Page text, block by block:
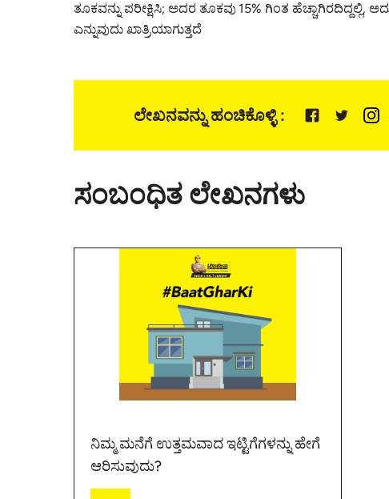
ತೂಕವನ್ನು ಪರೀಕ್ಷಿಸಿ; ಅದರ ತೂಕವು 15% ಗಿಂತ
ಎನ್ನುವುದು ಖಾತ್ರಿಯಾಗುತ್ತದೆ
ಲೇಖನವನ್ನು ಹಂಚಿಕೊಳ್ಳಿ :
ಸಂಬಂಧಿತ ಲೇಖನಗಳು
ನಿಮ್ಮ ಮನೆಗೆ ಉತ್ತಮವಾದ ಇಟ್ಟಿಗೆಗಳನ್ನು ಹೇಗೆ
ಆರಿಸುವುದು?